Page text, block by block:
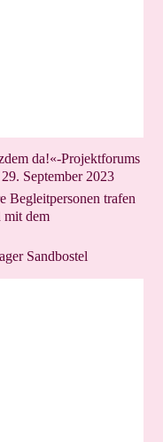
da!«-Projektforums
September 2023
Begleitpersonen trafen
mit dem
Sandbostel